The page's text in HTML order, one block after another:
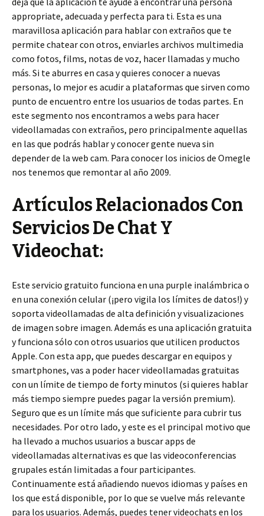
appropriate, adecuada y perfecta para ti. Esta es una
maravillosa aplicación para hablar con extraños que te
permite chatear con otros, enviarles archivos multimedia
como fotos, films, notas de voz, hacer llamadas y mucho
más. Si te aburres en casa y quieres conocer a nuevas
personas, lo mejor es acudir a plataformas que sirven como
punto de encuentro entre los usuarios de todas partes. En
este segmento nos encontramos a webs para hacer
videollamadas con extraños, pero principalmente aquellas
en las que podrás hablar y conocer gente nueva sin
depender de la web cam. Para conocer los inicios de Omegle
nos tenemos que remontar al año 2009.
Artículos Relacionados Con
Servicios De Chat Y
Videochat:
Este servicio gratuito funciona en una purple inalámbrica o
en una conexión celular (¡pero vigila los límites de datos!) y
soporta videollamadas de alta definición y visualizaciones
de imagen sobre imagen. Además es una aplicación gratuita
y funciona sólo con otros usuarios que utilicen productos
Apple. Con esta app, que puedes descargar en equipos y
smartphones, vas a poder hacer videollamadas gratuitas
con un límite de tiempo de forty minutos (si quieres hablar
más tiempo siempre puedes pagar la versión premium).
Seguro que es un límite más que suficiente para cubrir tus
necesidades. Por otro lado, y este es el principal motivo que
ha llevado a muchos usuarios a buscar apps de
videollamadas alternativas es que las videoconferencias
grupales están limitadas a four participantes.
Continuamente está añadiendo nuevos idiomas y países en
los que está disponible, por lo que se vuelve más relevante
para los usuarios. Además, puedes tener videochats en los